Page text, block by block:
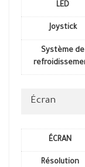
LED
Joystick
Système de
Écran
ÉCRAN
Résolution